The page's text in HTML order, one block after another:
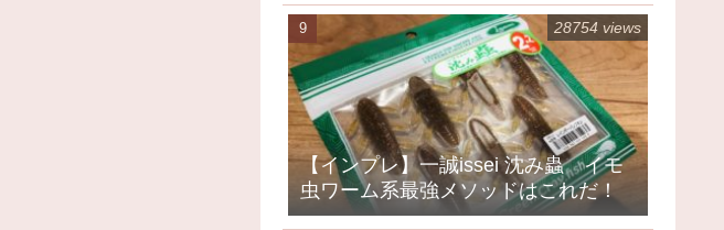
【インプレ】一誠issei 沈み蟲 イモ
虫ワーム系最強メソッドはこれだ！
28754 views